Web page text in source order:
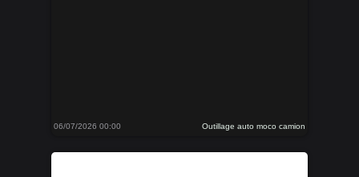
06/07/2026 00:00 Outillage auto moco camion